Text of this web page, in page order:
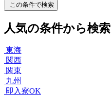
この条件で検索
人気の条件から検索
東海
関西
関東
九州
即入寮OK